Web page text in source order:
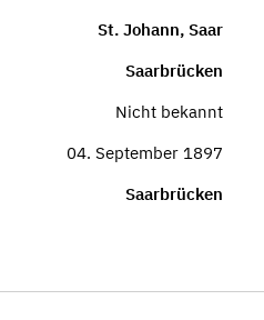
St. Johann, Saar
Saarbrücken
Nicht bekannt
04. September 1897
Saarbrücken